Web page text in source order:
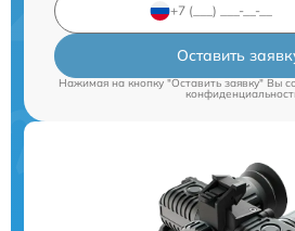
Оставить
Нажимая на кнопку "Оставить заявку" Вы